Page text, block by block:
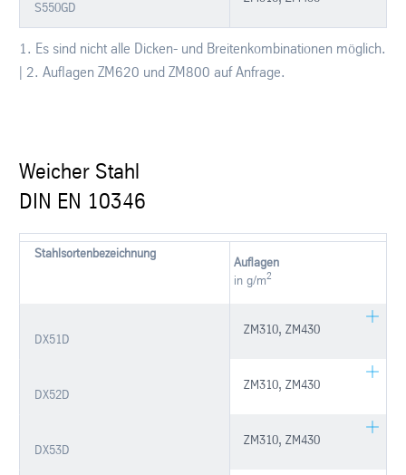
S550GD
1. Es sind nicht alle Dicken- und Breitenkombinationen möglich.
| 2. Auflagen ZM620 und ZM800 auf Anfrage.
Weicher Stahl
DIN EN 10346
Stahlsortenbezeichnung
Auflagen
in g/m2
DX51D
ZM310, ZM430
DX52D
ZM310, ZM430
DX53D
ZM310, ZM430